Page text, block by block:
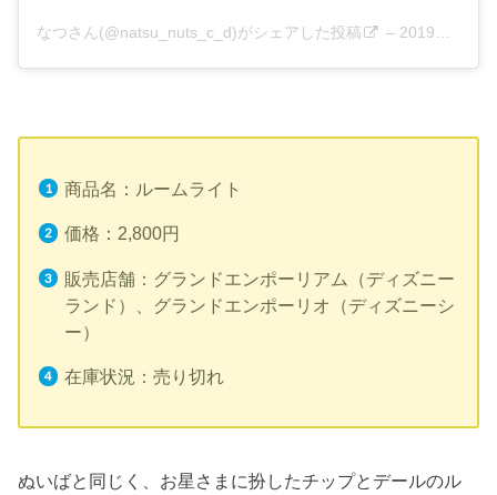
なつさん(@natsu_nuts_c_d)がシェアした投稿 – 2019年 6月月17日午後7時33分PDT
商品名：ルームライト
価格：2,800円
販売店舗：グランドエンポーリアム（ディズニー
ランド）、グランドエンポーリオ（ディズニーシ
ー）
在庫状況：売り切れ
ぬいばと同じく、お星さまに扮したチップとデールのル